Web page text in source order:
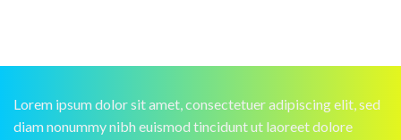
Lorem ipsum dolor sit amet, consectetuer adipiscing elit, sed
diam nonummy nibh euismod tincidunt ut laoreet dolore